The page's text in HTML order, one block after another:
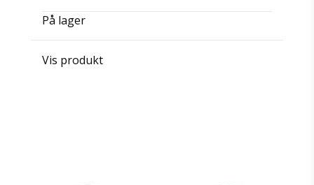
På lager
Vis produkt